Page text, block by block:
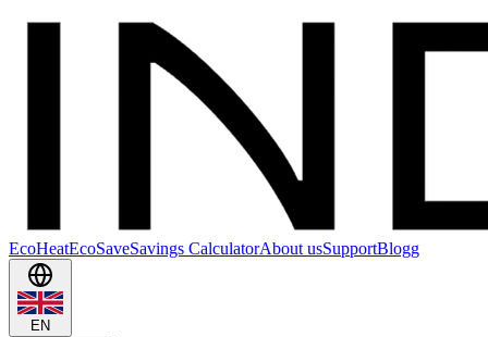
EcoHeatEcoSaveSavings CalculatorAbout usSupportBlogg
EN